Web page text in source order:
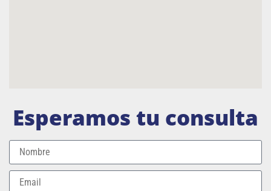
Esperamos tu consulta